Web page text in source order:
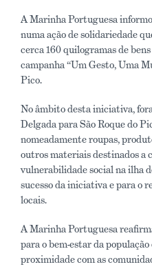
A Marinha Portuguesa
numa ação de solidariedade
cerca 160 quilogramas de
campanha “Um Gesto, Uma
Pico.
No âmbito desta iniciativa,
Delgada para São Roque do
nomeadamente roupas,
outros materiais destinados a
vulnerabilidade social na ilha
sucesso da iniciativa e para o
locais.
A Marinha Portuguesa
para o bem-estar da
proximidade com as